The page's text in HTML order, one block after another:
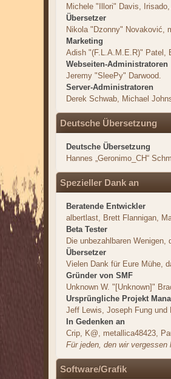
Michele "Illori" Davis,
Übersetzer
Nikola "Dzonny" Novaković,
Marketing
Adish "(F.L.A.M.E.R)" Patel,
Webseiten-Administratoren
Jeremy "SleePy" Darwood.
Server-Administratoren
Derek Schwab, Michael
Deutsche Übersetzung
Deutsche Übersetzung
Hannes „Geronimo_CH“
Spezieller Dank an
Beratende Entwickler
albertlast, Brett Flannigan,
Beta Tester
Die unbezahlbaren
Übersetzer
Vielen Dank für Eure Mühe,
Gründer von SMF
Unknown W. "[Unknown]"
Ursprüngliche Projekt
Jeff Lewis, Joseph Fung und
In Gedenken an
Crip, K@, metallica48423,
Für jeden, den wir vergessen
Software/Grafik